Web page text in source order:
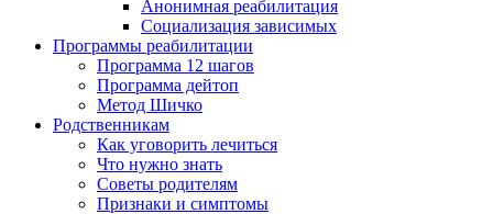
Анонимная реабилитация
Социализация зависимых
Программы реабилитации
Программа 12 шагов
Программа дейтоп
Метод Шичко
Родственникам
Как уговорить лечиться
Что нужно знать
Советы родителям
Признаки и симптомы